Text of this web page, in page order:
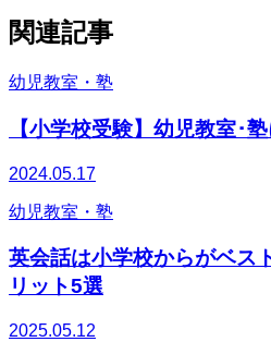
関連記事
幼児教室・塾
【小学校受験】幼児教室･
2024.05.17
幼児教室・塾
英会話は小学校からがベス
リット5選
2025.05.12